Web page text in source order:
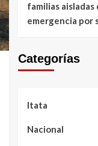
familias
emergencia por
Categorías
Itata
Nacional